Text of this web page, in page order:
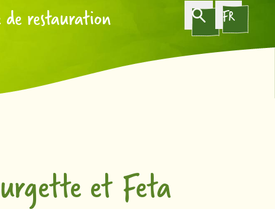
de restauration FR
et Feta